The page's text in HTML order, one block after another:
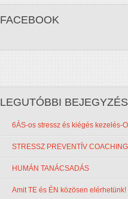
FACEBOOK
LEGUTÓBBI
6ÁS-os stressz és kiégés kezelés-
STRESSZ PREVENTÍV COACHING
HUMÁN TANÁCSADÁS
Amit TE és ÉN közösen elérhetünk!